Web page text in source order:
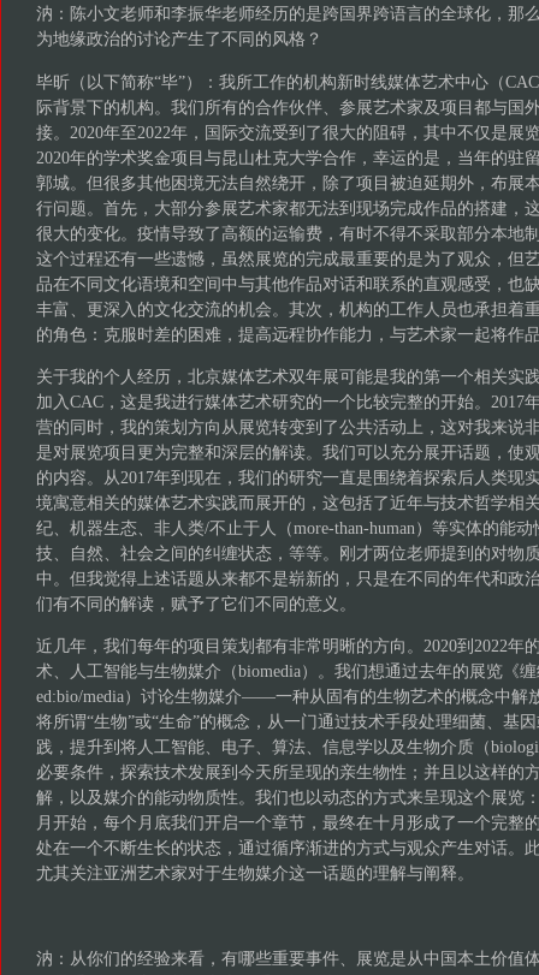
汭：陈小文老师和李振华老师经历的是跨国界跨语言的全球化，那
为地缘政治的讨论产生了不同的风格？
毕昕（以下简称“毕”）：我所工作的机构新时线媒体艺术中心（
际背景下的机构。我们所有的合作伙伴、参展艺术家及项目都与国
接。2020年至2022年，国际交流受到了很大的阻碍，其中不仅是展
2020年的学术奖金项目与昆山杜克大学合作，幸运的是，当年的驻
郭城。但很多其他困境无法自然绕开，除了项目被迫延期外，布展
行问题。首先，大部分参展艺术家都无法到现场完成作品的搭建，
很大的变化。疫情导致了高额的运输费，有时不得不采取部分本地
这个过程还有一些遗憾，虽然展览的完成最重要的是为了观众，但
品在不同文化语境和空间中与其他作品对话和联系的直观感受，也
丰富、更深入的文化交流的机会。其次，机构的工作人员也承担着
的角色：克服时差的困难，提高远程协作能力，与艺术家一起将作
关于我的个人经历，北京媒体艺术双年展可能是我的第一个相关实
加入CAC，这是我进行媒体艺术研究的一个比较完整的开始。2017
营的同时，我的策划方向从展览转变到了公共活动上，这对我来说
是对展览项目更为完整和深层的解读。我们可以充分展开话题，使
的内容。从2017年到现在，我们的研究一直是围绕着探索后人类现
境寓意相关的媒体艺术实践而展开的，这包括了近年与技术哲学相
纪、机器生态、非人类/不止于人（more-than-human）等实体的能
技、自然、社会之间的纠缠状态，等等。刚才两位老师提到的对物
中。但我觉得上述话题从来都不是崭新的，只是在不同的年代和政
们有不同的解读，赋予了它们不同的意义。
近几年，我们每年的项目策划都有非常明晰的方向。2020到2022年
术、人工智能与生物媒介（biomedia）。我们想通过去年的展览《
ed:bio/media）讨论生物媒介——一种从固有的生物艺术的概念中解
将所谓“生物”或“生命”的概念，从一门通过技术手段处理细菌、基
践，提升到将人工智能、电子、算法、信息学以及生物介质（
必要条件，探索技术发展到今天所呈现的亲生物性；并且以这样的
解，以及媒介的能动物质性。我们也以动态的方式来呈现这个展览
月开始，每个月底我们开启一个章节，最终在十月形成了一个完整
处在一个不断生长的状态，通过循序渐进的方式与观众产生对话。
尤其关注亚洲艺术家对于生物媒介这一话题的理解与阐释。
汭：从你们的经验来看，有哪些重要事件、展览是从中国本土价值